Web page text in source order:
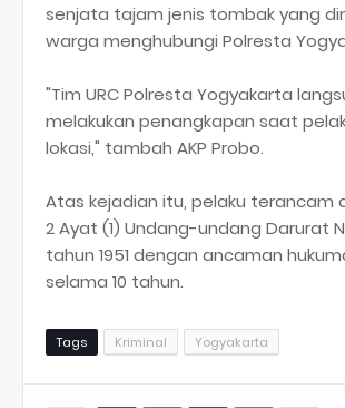
senjata tajam jenis tombak yang
warga menghubungi Polresta
"Tim URC Polresta Yogyakarta
melakukan penangkapan saat
lokasi," tambah AKP Probo.
Atas kejadian itu, pelaku terancam
2 Ayat (1) Undang-undang Darurat
tahun 1951 dengan ancaman
selama 10 tahun.
Tags Kriminal Yogyakarta